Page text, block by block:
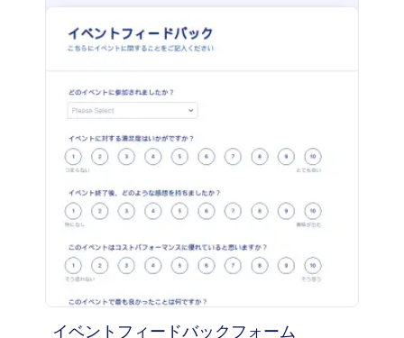
イベントフィードバックフォーム